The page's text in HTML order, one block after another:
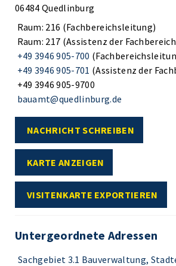
06484 Quedlinburg
Raum: 216 (Fachbereichsleitung)
Raum: 217 (Assistenz der
+49 3946 905-700
+49 3946 905-701 (Assistenz der
+49 3946 905-9700
bauamt@quedlinburg.de
NACHRICHT SCHREIBEN
KARTE ANZEIGEN
VISITENKARTE EXPORTIEREN
Untergeordnete Adressen
Sachgebiet 3.1 Bauverwaltung,